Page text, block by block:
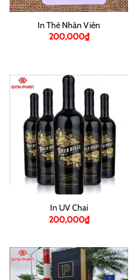
In Thẻ Nhân Viên
200,000₫
In UV Chai
200,000₫